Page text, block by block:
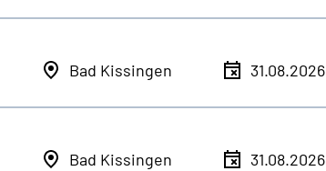
Bad Kissingen 31.08.2026
Bad Kissingen 31.08.2026